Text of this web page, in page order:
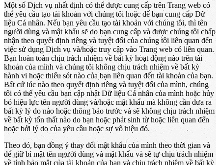
Một số Dịch vụ nhất định có thể được cung cấp trên Trang web có
thể yêu cầu tạo tài khoản với chúng tôi hoặc để bạn cung cấp Dữ
liệu Cá nhân. Nếu bạn yêu cầu tạo tài khoản với chúng tôi, thì tên
người dùng và mật khẩu sẽ do bạn cung cấp và được chúng tôi chấp
nhận theo quyết định riêng và tuyệt đối của chúng tôi liên quan đến
việc sử dụng Dịch vụ và/hoặc truy cập vào Trang web có liên quan.
Bạn hoàn toàn chịu trách nhiệm về bất kỳ hoạt động nào trên tài
khoản của mình và chúng tôi không chịu trách nhiệm về bất kỳ
hành vi hoặc thiếu sót nào của bạn liên quan đến tài khoản của bạn.
Bất cứ lúc nào theo quyết định riêng và tuyệt đối của mình, chúng
tôi có thể yêu cầu bạn cập nhật Dữ liệu Cá nhân của mình hoặc hủy
bỏ hiệu lực tên người dùng và/hoặc mật khẩu mà không cần đưa ra
bất kỳ lý do nào hoặc thông báo trước và sẽ không chịu trách nhiệm
về bất kỳ tổn thất nào do bạn hoặc phát sinh từ hoặc liên quan đến
hoặc bởi lý do của yêu cầu hoặc sự vô hiệu đó.
Theo đó, bạn đồng ý thay đổi mật khẩu của mình theo thời gian và
để giữ bí mật tên người dùng và mật khẩu và sẽ tự chịu trách nhiệm
về tính bảo mật của tài khoản của bạn và chịu trách nhiệm về bất kỳ